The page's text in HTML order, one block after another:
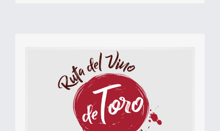
ENOTURISMO
Bodega ViñaGuareña te brinda la posibilidad de
conocer más de cerca el interesante y seductor
proceso de elaboración del vino. Una manera de
disfrutar de un ambiente único en tus reuniones
familiares, de empresa o de amigos.